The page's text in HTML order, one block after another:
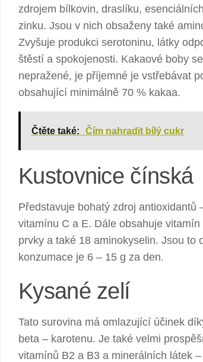
zdrojem bílkovin, draslíku,
zinku. Jsou v nich obsaženy také
Zvyšuje produkci serotoninu, látky
štěstí a spokojenosti. Kakaové boby
nepražené, je příjemné je vstřebávat
obsahující minimálně 70 % kakaa.
Čtěte také: Čím nahradit bílý cukr
Kustovnice čínská
Představuje bohatý zdroj antioxidantů
vitamínu C a E. Dále obsahuje
prvky a také 18 aminokyselin. Jsou to
konzumace je 6 – 15 g za den.
Kysané zelí
Tato surovina má omlazující účinek
beta – karotenu. Je také velmi
vitamínů B2 a B3 a minerálních látek